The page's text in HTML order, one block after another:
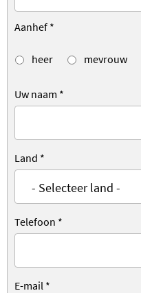
Aanhef *
heer mevrouw
Uw naam *
Land *
Telefoon *
E-mail *